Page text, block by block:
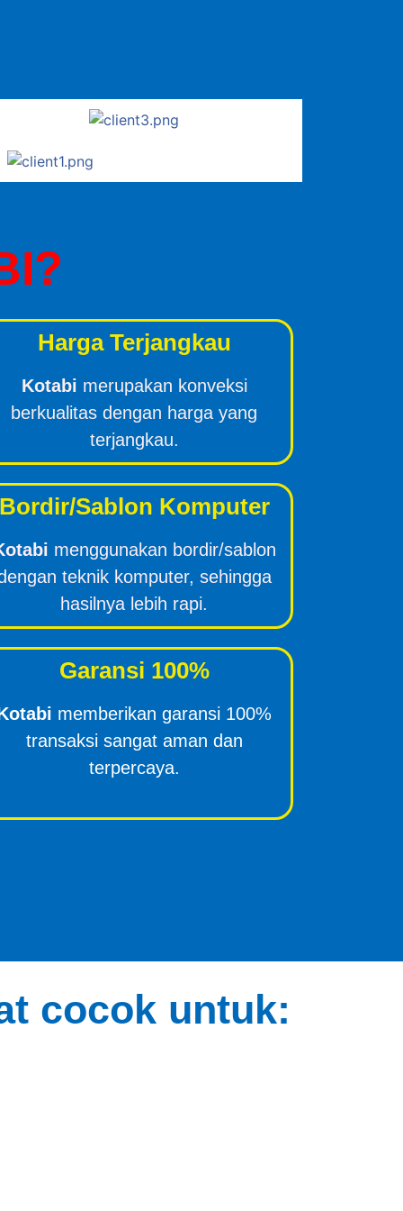
Harga Terjangkau
Kotabi merupakan konveksi
berkualitas dengan harga yang
terjangkau.
Sablon Komputer
menggunakan bordir/sablon
teknik komputer, sehingga
hasilnya lebih rapi.
Garansi 100%
memberikan garansi 100%
transaksi sangat aman dan
terpercaya.
cocok untuk: